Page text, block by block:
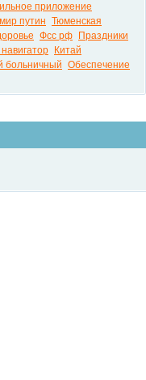
приложение
путин Тюменская
Фсс рф
Праздники
Китай
больничный Обеспечение